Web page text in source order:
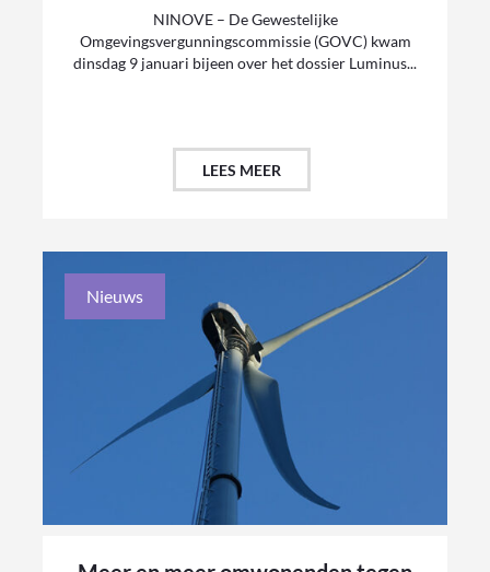
NINOVE – De Gewestelijke
Omgevingsvergunningscommissie (GOVC) kwam
dinsdag 9 januari bijeen over het dossier Luminus...
LEES MEER
Nieuws